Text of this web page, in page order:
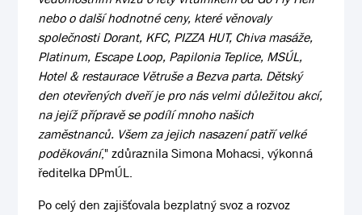
nebo o další hodnotné ceny, které věnovaly
společnosti Dorant, KFC, PIZZA HUT, Chiva masáže,
Platinum, Escape Loop, Papilonia Teplice, MSÚL,
Hotel & restaurace Větruše a Bezva parta. Dětský
den otevřených dveří je pro nás velmi důležitou akcí,
na jejíž přípravě se podílí mnoho našich
zaměstnanců. Všem za jejich nasazení patří velké
poděkování," zdůraznila Simona Mohacsi, výkonná
ředitelka DPmÚL.
Po celý den zajišťovala bezplatný svoz a rozvoz